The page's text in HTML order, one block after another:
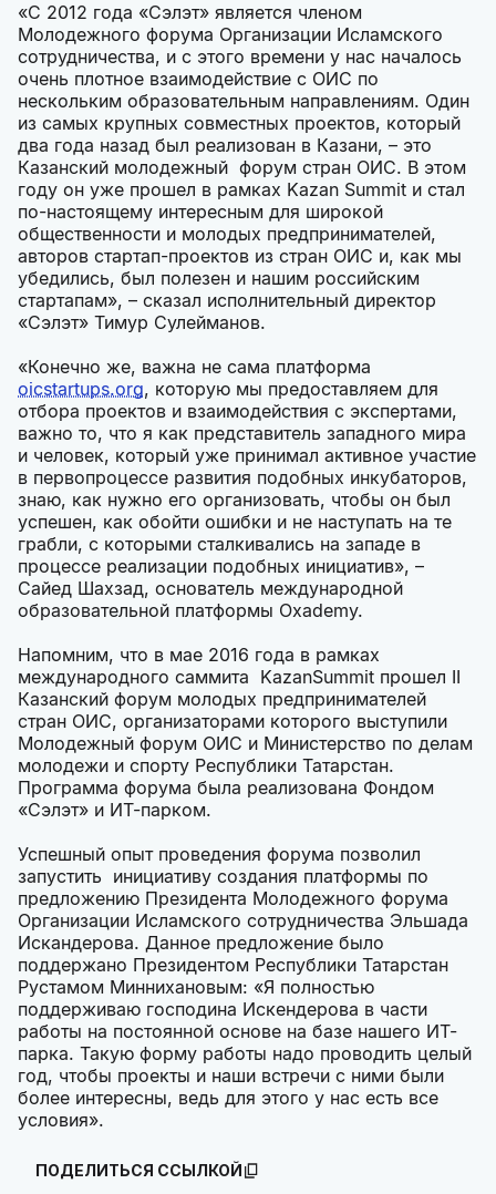
«С 2012 года «Сэлэт» является членом
Молодежного форума Организации Исламского
сотрудничества, и с этого времени у нас началось
очень плотное взаимодействие с ОИС по
нескольким образовательным направлениям. Один
из самых крупных совместных проектов, который
два года назад был реализован в Казани, – это
Казанский молодежный форум стран ОИС. В этом
году он уже прошел в рамках Kazan Summit и стал
по-настоящему интересным для широкой
общественности и молодых предпринимателей,
авторов стартап-проектов из стран ОИС и, как мы
убедились, был полезен и нашим российским
стартапам», – сказал исполнительный директор
«Сэлэт» Тимур Сулейманов.
«Конечно же, важна не сама платформа
oicstartups.org, которую мы предоставляем для
отбора проектов и взаимодействия с экспертами,
важно то, что я как представитель западного мира
и человек, который уже принимал активное участие
в первопроцессе развития подобных инкубаторов,
знаю, как нужно его организовать, чтобы он был
успешен, как обойти ошибки и не наступать на те
грабли, с которыми сталкивались на западе в
процессе реализации подобных инициатив», –
Сайед Шахзад, основатель международной
образовательной платформы Oxademy.
Напомним, что в мае 2016 года в рамках
международного саммита KazanSummit прошел II
Казанский форум молодых предпринимателей
стран ОИС, организаторами которого выступили
Молодежный форум ОИС и Министерство по делам
молодежи и спорту Республики Татарстан.
Программа форума была реализована Фондом
«Сэлэт» и ИТ-парком.
Успешный опыт проведения форума позволил
запустить инициативу создания платформы по
предложению Президента Молодежного форума
Организации Исламского сотрудничества Эльшада
Искандерова. Данное предложение было
поддержано Президентом Республики Татарстан
Рустамом Миннихановым: «Я полностью
поддерживаю господина Искендерова в части
работы на постоянной основе на базе нашего ИТ-
парка. Такую форму работы надо проводить целый
год, чтобы проекты и наши встречи с ними были
более интересны, ведь для этого у нас есть все
условия».
ПОДЕЛИТЬСЯ ССЫЛКОЙ